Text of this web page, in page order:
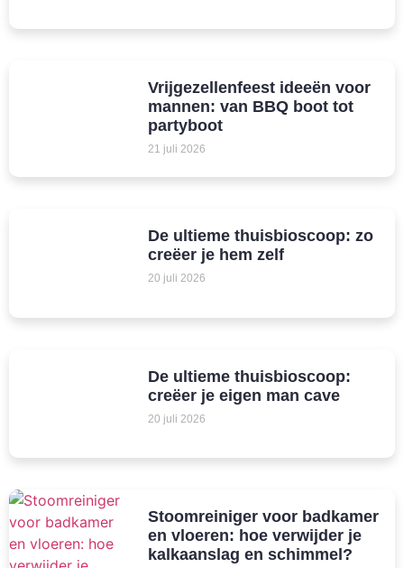
Vrijgezellenfeest ideeën voor
mannen: van BBQ boot tot
partyboot
21 juli 2026
De ultieme thuisbioscoop: zo
creëer je hem zelf
20 juli 2026
De ultieme thuisbioscoop:
creëer je eigen man cave
20 juli 2026
Stoomreiniger voor badkamer
en vloeren: hoe verwijder je
kalkaanslag en schimmel?